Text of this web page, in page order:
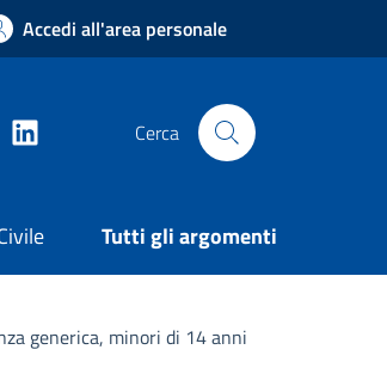
Accedi all'area personale
di Arezzo
Comune di Arezzo
Comune di Arezzo
LinkedIn Comune di Arezzo
Cerca
Tutti gli argomenti
generica, minori di 14 anni